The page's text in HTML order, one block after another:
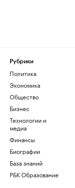
Рубрики
Политика
Экономика
Общество
Бизнес
Технологии и
медиа
Финансы
Биографии
База знаний
РБК Образование